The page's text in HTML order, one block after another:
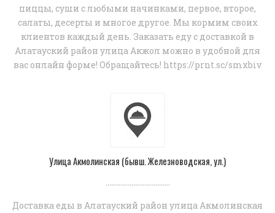
пиццы, суши с любыми начинками, первое, второе,
салаты, десерты и многое другое. Мы кормим своих
клиентов каждый день. Заказать еду с доставкой в
Алатауский район улица Акжол можно в удобной для
вас онлайн форме! Обращайтесь! https://prnt.sc/smxbiv
Улица Акмолинская (бывш. Железноводская, ул.)
Доставка еды в Алатауский район улица Акмолинская